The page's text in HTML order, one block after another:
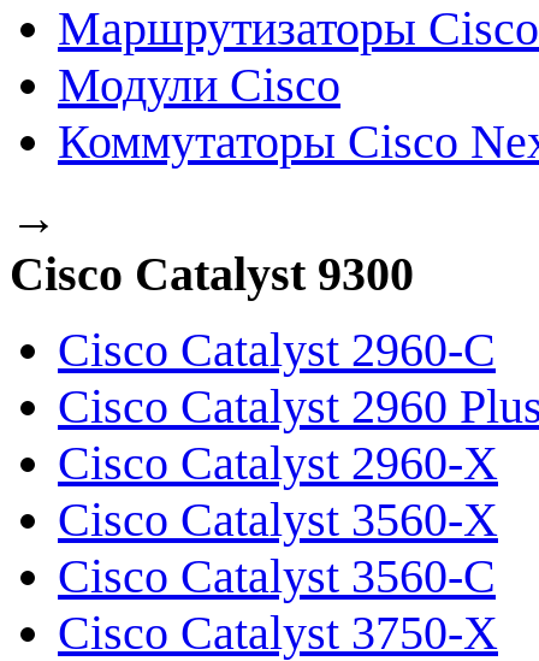
Маршрутизаторы Cisco
Модули Cisco
Коммутаторы Cisco
→
Cisco Catalyst 9300
Cisco Catalyst 2960-C
Cisco Catalyst 2960
Cisco Catalyst 2960-X
Cisco Catalyst 3560-X
Cisco Catalyst 3560-C
Cisco Catalyst 3750-X